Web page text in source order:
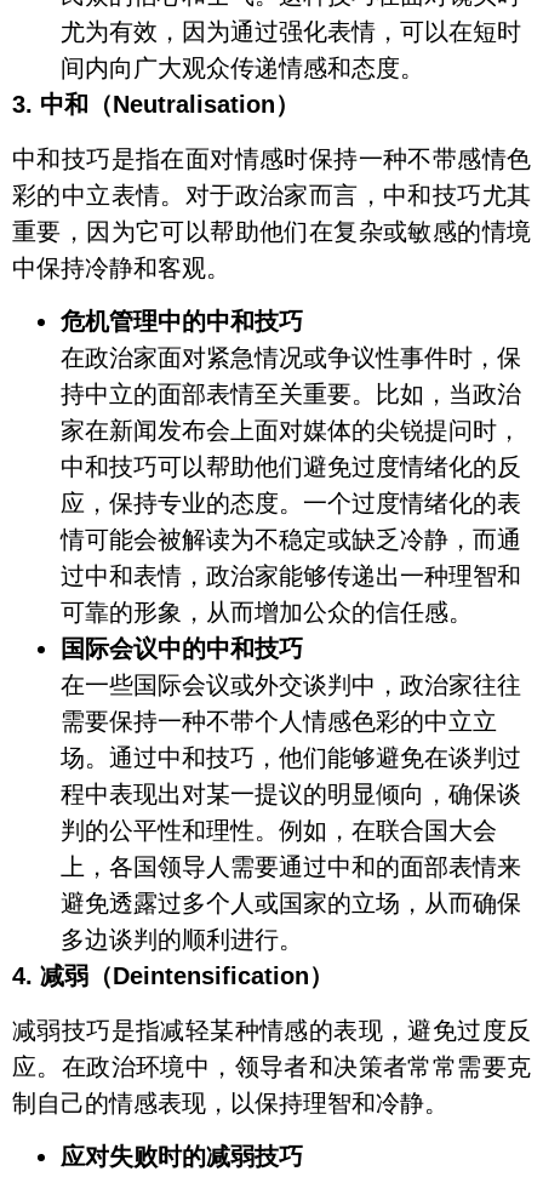
尤为有效，因为通过强化表情，可以在短时
间内向广大观众传递情感和态度。
3. 中和（Neutralisation）
中和技巧是指在面对情感时保持一种不带感情色
彩的中立表情。对于政治家而言，中和技巧尤其
重要，因为它可以帮助他们在复杂或敏感的情境
中保持冷静和客观。
危机管理中的中和技巧
在政治家面对紧急情况或争议性事件时，保
持中立的面部表情至关重要。比如，当政治
家在新闻发布会上面对媒体的尖锐提问时，
中和技巧可以帮助他们避免过度情绪化的反
应，保持专业的态度。一个过度情绪化的表
情可能会被解读为不稳定或缺乏冷静，而通
过中和表情，政治家能够传递出一种理智和
可靠的形象，从而增加公众的信任感。
国际会议中的中和技巧
在一些国际会议或外交谈判中，政治家往往
需要保持一种不带个人情感色彩的中立立
场。通过中和技巧，他们能够避免在谈判过
程中表现出对某一提议的明显倾向，确保谈
判的公平性和理性。例如，在联合国大会
上，各国领导人需要通过中和的面部表情来
避免透露过多个人或国家的立场，从而确保
多边谈判的顺利进行。
4. 减弱（Deintensification）
减弱技巧是指减轻某种情感的表现，避免过度反
应。在政治环境中，领导者和决策者常常需要克
制自己的情感表现，以保持理智和冷静。
应对失败时的减弱技巧